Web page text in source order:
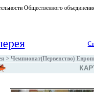
Общественного
> Чемпионат(Первенство)